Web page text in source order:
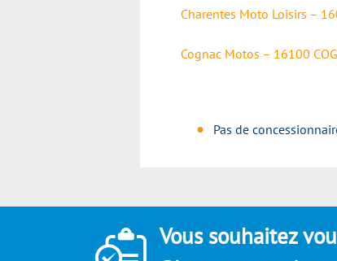
Charentes Moto Loisirs –
Cognac Motos – 16100
Pas de
Vous souhaitez